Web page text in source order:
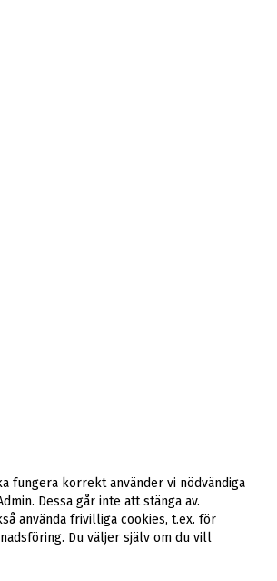
fungera korrekt använder vi nödvändiga
Dessa går inte att stänga av.
använda frivilliga cookies, t.ex. för
Du väljer själv om du vill